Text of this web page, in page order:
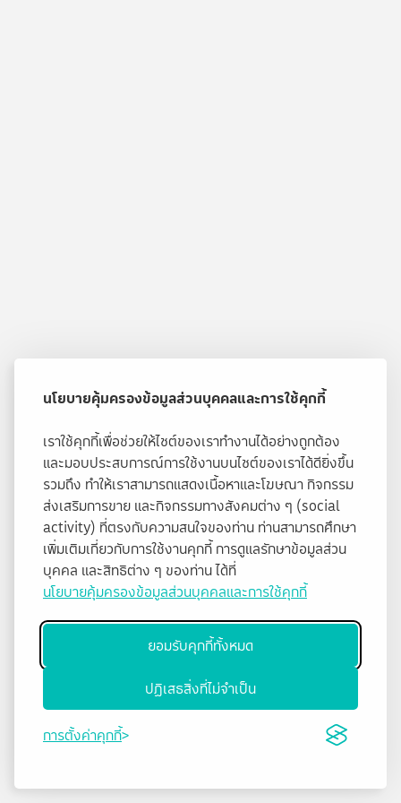
นโยบายคุ้มครองข้อมูลส่วนบุคคลและการใช้คุกกี้
เราใช้คุกกี้เพื่อช่วยให้ไซต์ของเราทำงานได้อย่างถูกต้อง
และมอบประสบการณ์การใช้งานบนไซต์ของเราได้ดียิ่งขึ้น
รวมถึง ทำให้เราสามารถแสดงเนื้อหาและโฆษณา กิจกรรม
ส่งเสริมการขาย และกิจกรรมทางสังคมต่าง ๆ (social
activity) ที่ตรงกับความสนใจของท่าน ท่านสามารถศึกษา
เพิ่มเติมเกี่ยวกับการใช้งานคุกกี้ การดูแลรักษาข้อมูลส่วน
บุคคล และสิทธิต่าง ๆ ของท่าน ได้ที่
นโยบายคุ้มครองข้อมูลส่วนบุคคลและการใช้คุกกี้
ยอมรับคุกกี้ทั้งหมด
ปฏิเสธสิ่งที่ไม่จำเป็น
การตั้งค่าคุกกี้